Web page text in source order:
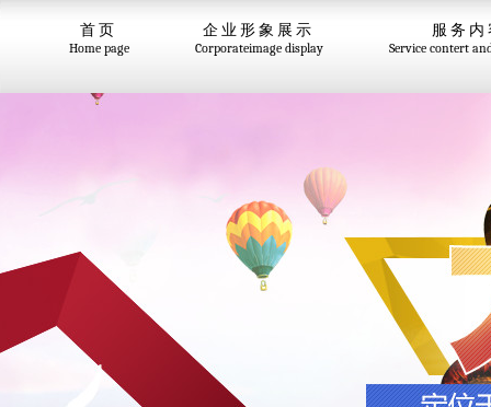
首页
Home page
企业形象展示
Corporateimage display
服务内
Service contert